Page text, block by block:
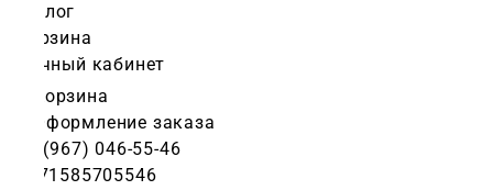
Блог
Корзина
Личный кабинет
Корзина
Оформление заказа
+7 (967) 046-55-46
+971585705546